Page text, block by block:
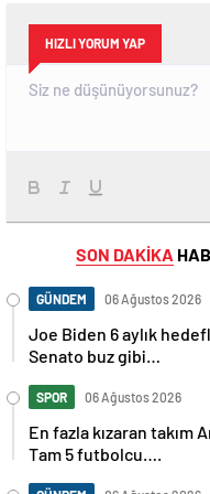
HIZLI YORUM YAP
SON DAKİKA
GÜNDEM 06 Ağustos 2026
Joe Biden 6 aylık
Senato buz gibi…
SPOR 06 Ağustos 2026
En fazla kızaran takım
Tam 5 futbolcu….